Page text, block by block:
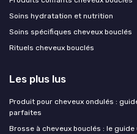
Soins hydratation et nutrition
Soins spécifiques cheveux bouclés
Rituels cheveux bouclés
Les plus lus
Produit pour cheveux ondulés :
parfaites
Brosse à cheveux bouclés : le